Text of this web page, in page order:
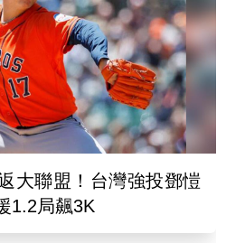
大聯盟！台灣強投鄧愷
1.2局飆3K